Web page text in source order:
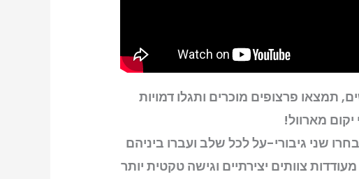
תמצאו פרצופים מוכרים ותגלו דמויות
מארוול!
שני גיבורי-על לכל שלב ועברו ביניהם
צוותים יצירתיים וגישה טקטית יותר